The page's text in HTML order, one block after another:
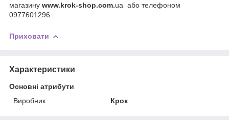
магазину www.krok-shop.com.ua або телефоном
0977601296
Приховати
Характеристики
Основні атрибути
Виробник
Крок